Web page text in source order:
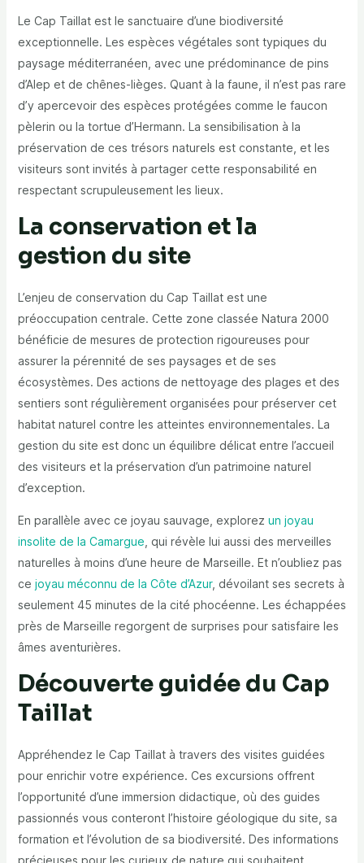
Le Cap Taillat est le sanctuaire d’une biodiversité
exceptionnelle. Les espèces végétales sont typiques du
paysage méditerranéen, avec une prédominance de pins
d’Alep et de chênes-lièges. Quant à la faune, il n’est pas rare
d’y apercevoir des espèces protégées comme le faucon
pèlerin ou la tortue d’Hermann. La sensibilisation à la
préservation de ces trésors naturels est constante, et les
visiteurs sont invités à partager cette responsabilité en
respectant scrupuleusement les lieux.
La conservation et la
gestion du site
L’enjeu de conservation du Cap Taillat est une
préoccupation centrale. Cette zone classée Natura 2000
bénéficie de mesures de protection rigoureuses pour
assurer la pérennité de ses paysages et de ses
écosystèmes. Des actions de nettoyage des plages et des
sentiers sont régulièrement organisées pour préserver cet
habitat naturel contre les atteintes environnementales. La
gestion du site est donc un équilibre délicat entre l’accueil
des visiteurs et la préservation d’un patrimoine naturel
d’exception.
En parallèle avec ce joyau sauvage, explorez un joyau
insolite de la Camargue , qui révèle lui aussi des merveilles
naturelles à moins d’une heure de Marseille. Et n’oubliez pas
ce joyau méconnu de la Côte d’Azur, dévoilant ses secrets à
seulement 45 minutes de la cité phocéenne. Les échappées
près de Marseille regorgent de surprises pour satisfaire les
âmes aventurières.
Découverte guidée du Cap
Taillat
Appréhendez le Cap Taillat à travers des visites guidées
pour enrichir votre expérience. Ces excursions offrent
l’opportunité d’une immersion didactique, où des guides
passionnés vous conteront l’histoire géologique du site, sa
formation et l’évolution de sa biodiversité. Des informations